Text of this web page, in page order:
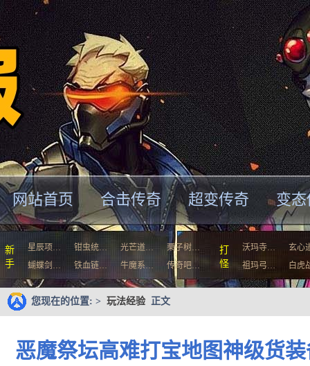
网站首页 合击传奇 超变传奇 变
新
手
星辰项… 钳虫统… 光芒道…
栗子树…
蝴蝶剑…
铁血链… 牛魔系… 传奇吧…
打
怪
沃玛寺…
玄心
祖玛弓…
白虎
您现在的位置: > 玩法经验 正文
恶魔祭坛高难打宝地图神级货